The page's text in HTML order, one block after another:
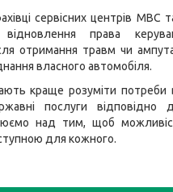
сервісних центрів МВС
права
отримання травм чи
власного автомобіля.
краще розуміти потреби
послуги відповідно
над тим, щоб
для кожного.